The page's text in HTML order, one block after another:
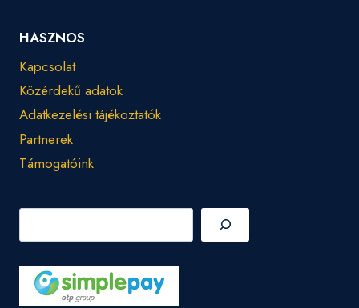
HASZNOS
Kapcsolat
Közérdekű adatok
Adatkezelési tájékoztatók
Partnerek
Támogatóink